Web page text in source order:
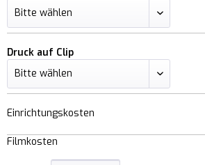
Druck auf Clip
Einrichtungskosten
Filmkosten